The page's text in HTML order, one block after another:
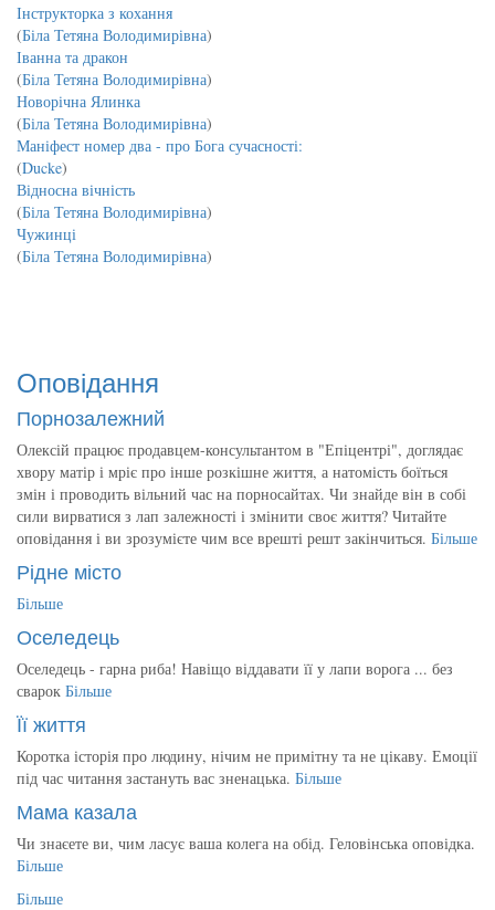
Інструкторка з кохання
(Біла Тетяна Володимирівна)
Іванна та дракон
(Біла Тетяна Володимирівна)
Новорічна Ялинка
(Біла Тетяна Володимирівна)
Маніфест номер два - про Бога сучасності:
(Ducke)
Відносна вічність
(Біла Тетяна Володимирівна)
Чужинці
(Біла Тетяна Володимирівна)
Оповідання
Порнозалежний
Олексій працює продавцем-консультантом в "Епіцентрі", доглядає
хвору матір і мріє про інше розкішне життя, а натомість боїться
змін і проводить вільний час на порносайтах. Чи знайде він в собі
сили вирватися з лап залежності і змінити своє життя? Читайте
оповідання і ви зрозумієте чим все врешті решт закінчиться. Більше
Рідне місто
Більше
Оселедець
Оселедець - гарна риба! Навіщо віддавати її у лапи ворога ... без
сварок Більше
Її життя
Коротка історія про людину, нічим не примітну та не цікаву. Емоції
під час читання застануть вас зненацька. Більше
Мама казала
Чи знаєете ви, чим ласує ваша колега на обід. Геловінська оповідка.
Більше
Більше